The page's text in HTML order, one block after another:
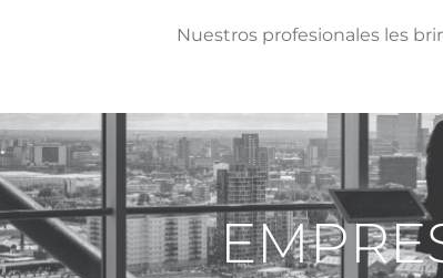
Nuestros profesionales les